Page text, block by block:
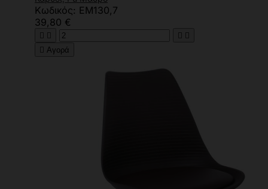
Κωδικός: ΕΜ130,7
39,80 €
   
 Αγορά